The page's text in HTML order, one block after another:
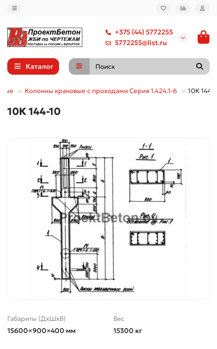
+375 (44) 5772255
5772255@list.ru
Каталог
Колонны крановые с проходами Серия 1.424.1-6 10К 144-
10К 144-10
Габариты (ДхШхВ)
15600×900×400 мм
Вес
15300 кг